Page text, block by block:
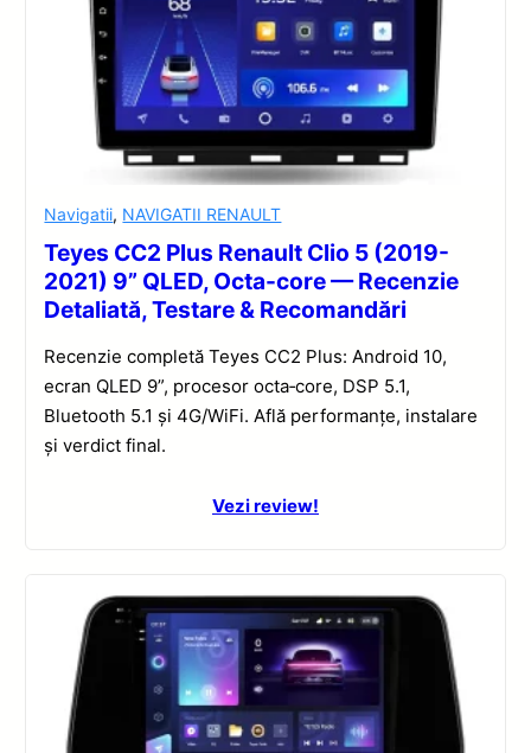
Navigatii, NAVIGATII RENAULT
Teyes CC2 Plus Renault Clio 5 (2019-
2021) 9” QLED, Octa-core — Recenzie
Detaliată, Testare & Recomandări
Recenzie completă Teyes CC2 Plus: Android 10,
ecran QLED 9”, procesor octa‑core, DSP 5.1,
Bluetooth 5.1 și 4G/WiFi. Află performanțe, instalare
și verdict final.
Vezi review!